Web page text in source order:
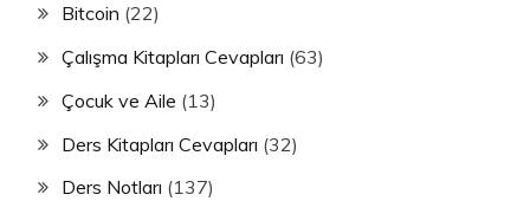
Bitcoin (22)
Çalışma Kitapları Cevapları (63)
Çocuk ve Aile (13)
Ders Kitapları Cevapları (32)
Ders Notları (137)